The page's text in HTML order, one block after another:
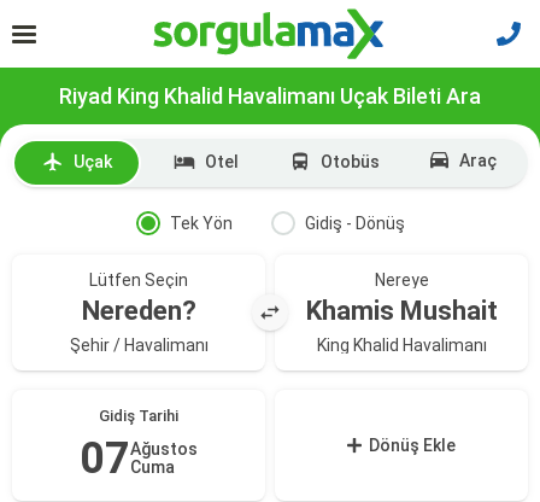
Riyad King Khalid Havalimanı Uçak Bileti Ara
Uçak Otel Otobüs Araç
Tek Yön Gidiş - Dönüş
Lütfen Seçin
Nereden?
Şehir / Havalimanı
Nereye
Khamis Mushait
King Khalid Havalimanı
Gidiş Tarihi
07Ağustos
Cuma
Dönüş Ekle